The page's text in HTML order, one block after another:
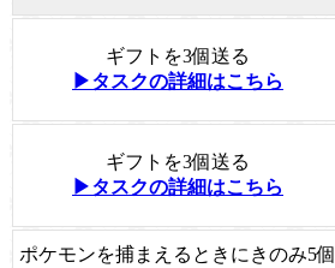
ギフトを3個送る
▶タスクの詳細はこちら
ギフトを3個送る
▶タスクの詳細はこちら
ポケモンを捕まえるときにきのみ5個